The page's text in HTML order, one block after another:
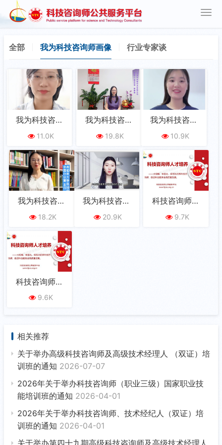
全部 我为科技咨询师画像 行业专家谈
我为科技咨询
师画像
11.0K
我为科技咨询
师画像
19.8K
我为科技咨询
师画像
10.9K
我为科技咨询
师画像
18.2K
我为科技咨询
师画像
20.9K
科技咨询师人
才培养（一）
9.7K
科技咨询师人
才培养（二）
9.6K
相关推荐
关于举办高级科技咨询师及高级技术经理人 （双证）培
训班的通知 2026-07-07
2026年关于举办科技咨询师（职业三级）国家职业技
能培训班的通知 2026-04-01
2026年关于举办科技咨询师、技术经纪人（双证）培
训班的通知 2026-04-01
关于举办第四十九期高级科技咨询师及高级技术经理人